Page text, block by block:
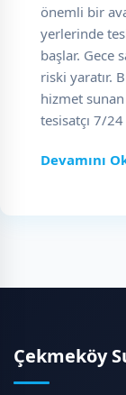
önemli bir
yerlerinde
başlar. Gece
riski yaratır.
hizmet
tesisatçı 7/
Devamını
Çekmeköy